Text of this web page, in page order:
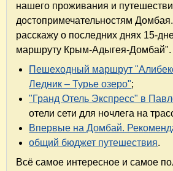
нашего проживания и
достопримечательностям
расскажу о последних днях 15-
маршруту Крым-Адыгея-Домбай".
Пешеходный маршрут
Ледник – Турье озеро";
"Гранд Отель Экспресс" в
отели сети для ночлега на
Впервые на Домбай.
общий бюджет путешествия.
Всё самое интересное и самое